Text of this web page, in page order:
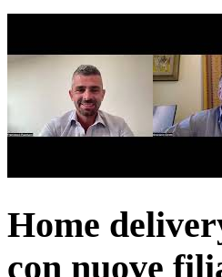
Home
con nuove